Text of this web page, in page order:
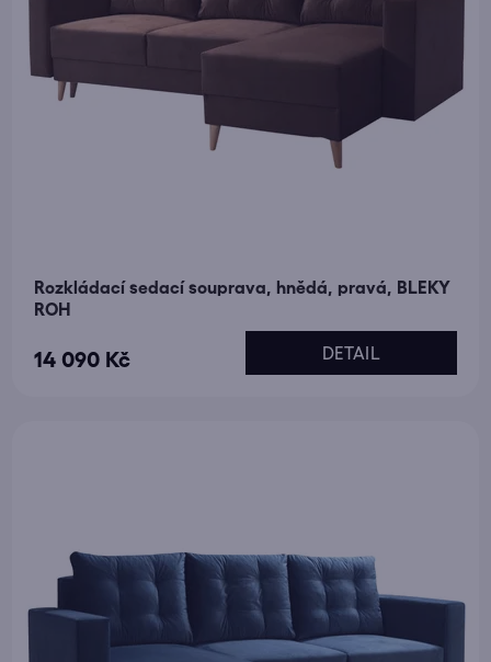
Rozkládací sedací souprava, hnědá, pravá, BLEKY
ROH
14 090 Kč DETAIL